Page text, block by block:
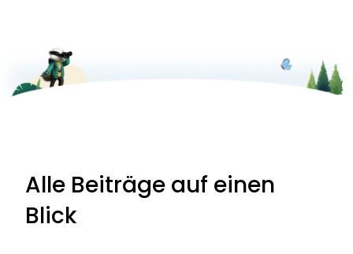
Alle Beiträge auf einen
Blick